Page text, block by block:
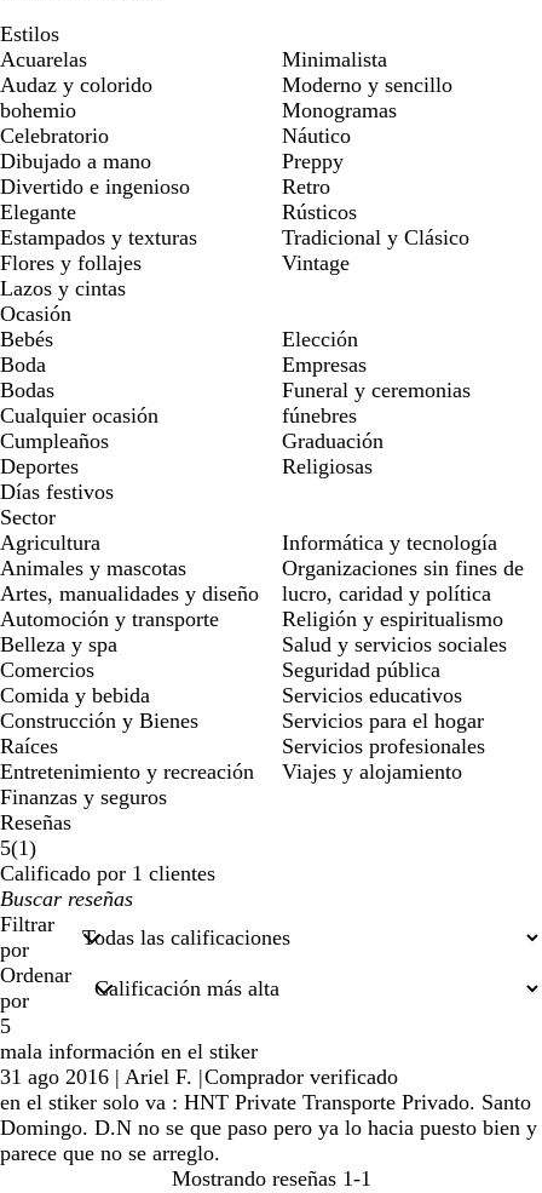
Estilos
Acuarelas
Audaz y colorido
bohemio
Celebratorio
Dibujado a mano
Divertido e ingenioso
Elegante
Estampados y texturas
Flores y follajes
Lazos y cintas
Minimalista
Moderno y sencillo
Monogramas
Náutico
Preppy
Retro
Rústicos
Tradicional y Clásico
Vintage
Ocasión
Bebés
Boda
Bodas
Cualquier ocasión
Cumpleaños
Deportes
Días festivos
Elección
Empresas
Funeral y ceremonias
fúnebres
Graduación
Religiosas
Sector
Agricultura
Animales y mascotas
Artes, manualidades y diseño
Automoción y transporte
Belleza y spa
Comercios
Comida y bebida
Construcción y Bienes
Raíces
Entretenimiento y recreación
Finanzas y seguros
Informática y tecnología
Organizaciones sin fines de
lucro, caridad y política
Religión y espiritualismo
Salud y servicios sociales
Seguridad pública
Servicios educativos
Servicios para el hogar
Servicios profesionales
Viajes y alojamiento
Reseñas
5(11
reseñas
)
Calificado por 1 clientes
Mis
datos
de
búsqueda
Filtrar
por
Ordenar
por
5
mala información en el stiker
31 ago 2016 | Ariel F. |Comprador verificado
en el stiker solo va : HNT Private Transporte Privado. Santo
Domingo. D.N no se que paso pero ya lo hacia puesto bien y
parece que no se arreglo.
Mostrando reseñas 1-1